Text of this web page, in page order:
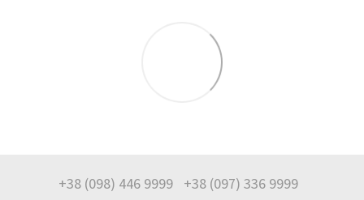
+38 (098) 446 9999 +38 (097) 336 9999